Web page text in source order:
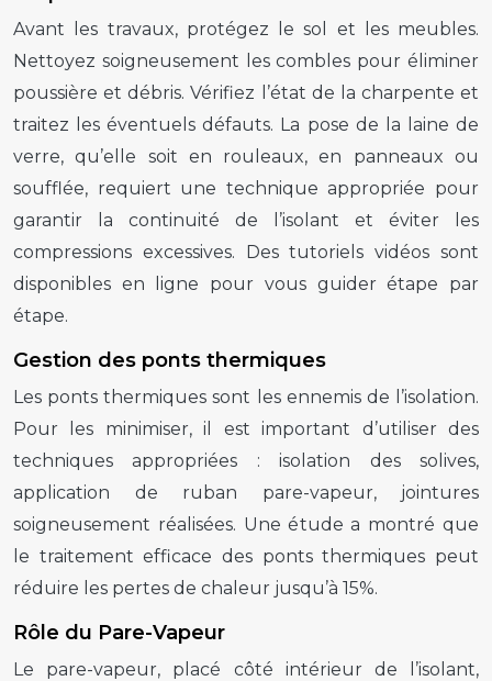
Avant les travaux, protégez le sol et les meubles.
Nettoyez soigneusement les combles pour éliminer
poussière et débris. Vérifiez l’état de la charpente et
traitez les éventuels défauts. La pose de la laine de
verre, qu’elle soit en rouleaux, en panneaux ou
soufflée, requiert une technique appropriée pour
garantir la continuité de l’isolant et éviter les
compressions excessives. Des tutoriels vidéos sont
disponibles en ligne pour vous guider étape par
étape.
Gestion des ponts thermiques
Les ponts thermiques sont les ennemis de l’isolation.
Pour les minimiser, il est important d’utiliser des
techniques appropriées : isolation des solives,
application de ruban pare-vapeur, jointures
soigneusement réalisées. Une étude a montré que
le traitement efficace des ponts thermiques peut
réduire les pertes de chaleur jusqu’à 15%.
Rôle du Pare-Vapeur
Le pare-vapeur, placé côté intérieur de l’isolant,